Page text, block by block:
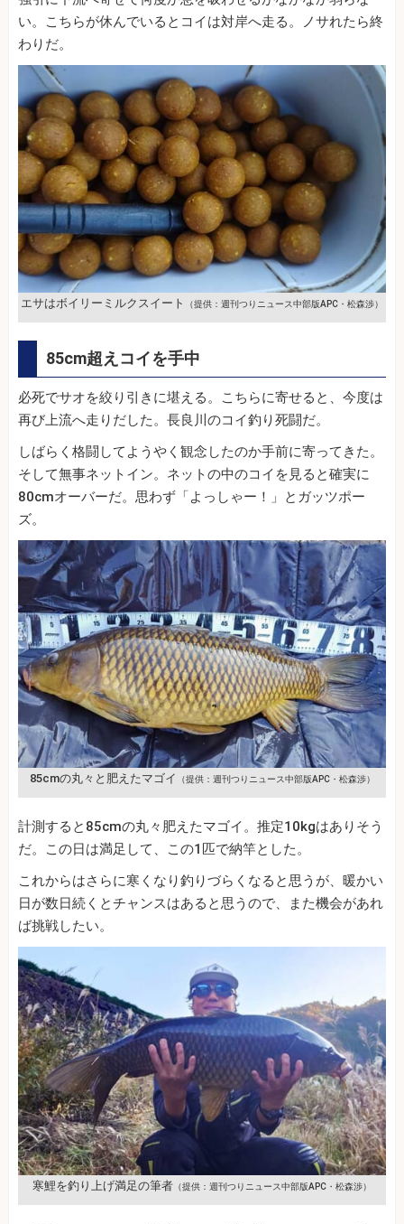
い。こちらが休んでいるとコイは対岸へ走る。ノサれたら終
わりだ。
エサはボイリーミルクスイート （提供：週刊つりニュース中部版APC・松森渉）
85cm超えコイを手中
必死でサオを絞り引きに堪える。こちらに寄せると、今度は
再び上流へ走りだした。長良川のコイ釣り死闘だ。
しばらく格闘してようやく観念したのか手前に寄ってきた。
そして無事ネットイン。ネットの中のコイを見ると確実に
80cmオーバーだ。思わず「よっしゃー！」とガッツポー
ズ。
85cmの丸々と肥えたマゴイ （提供：週刊つりニュース中部版APC・松森渉）
計測すると85cmの丸々肥えたマゴイ。推定10kgはありそう
だ。この日は満足して、この1匹で納竿とした。
これからはさらに寒くなり釣りづらくなると思うが、暖かい
日が数日続くとチャンスはあると思うので、また機会があれ
ば挑戦したい。
寒鯉を釣り上げ満足の筆者 （提供：週刊つりニュース中部版APC・松森渉）